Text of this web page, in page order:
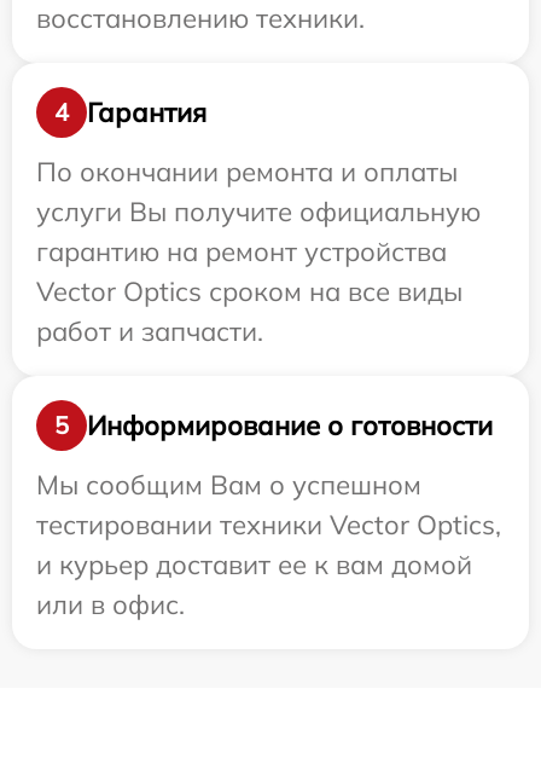
восстановлению техники.
4
Гарантия
По окончании ремонта и оплаты
услуги Вы получите официальную
гарантию на ремонт устройства
Vector Optics сроком на все виды
работ и запчасти.
5
Информирование о готовности
Мы сообщим Вам о успешном
тестировании техники Vector Optics,
и курьер доставит ее к вам домой
или в офис.